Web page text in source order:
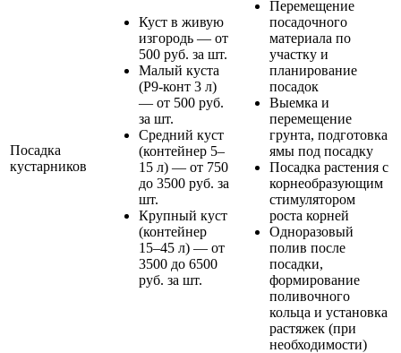
Посадка
кустарников
Куст в живую
изгородь — от
500 руб. за шт.
Малый куста
(Р9-конт 3 л)
— от 500 руб.
за шт.
Средний куст
(контейнер 5–
15 л) — от 750
до 3500 руб. за
шт.
Крупный куст
(контейнер
15–45 л) — от
3500 до 6500
руб. за шт.
Перемещение
посадочного
материала по
участку и
планирование
посадок
Выемка и
перемещение
грунта, подготовка
ямы под посадку
Посадка растения с
корнеобразующим
стимулятором
роста корней
Одноразовый
полив после
посадки,
формирование
поливочного
кольца и установка
растяжек (при
необходимости)